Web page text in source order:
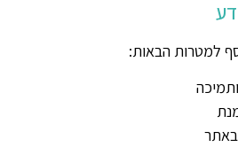
למטרות הבאות:
באתר